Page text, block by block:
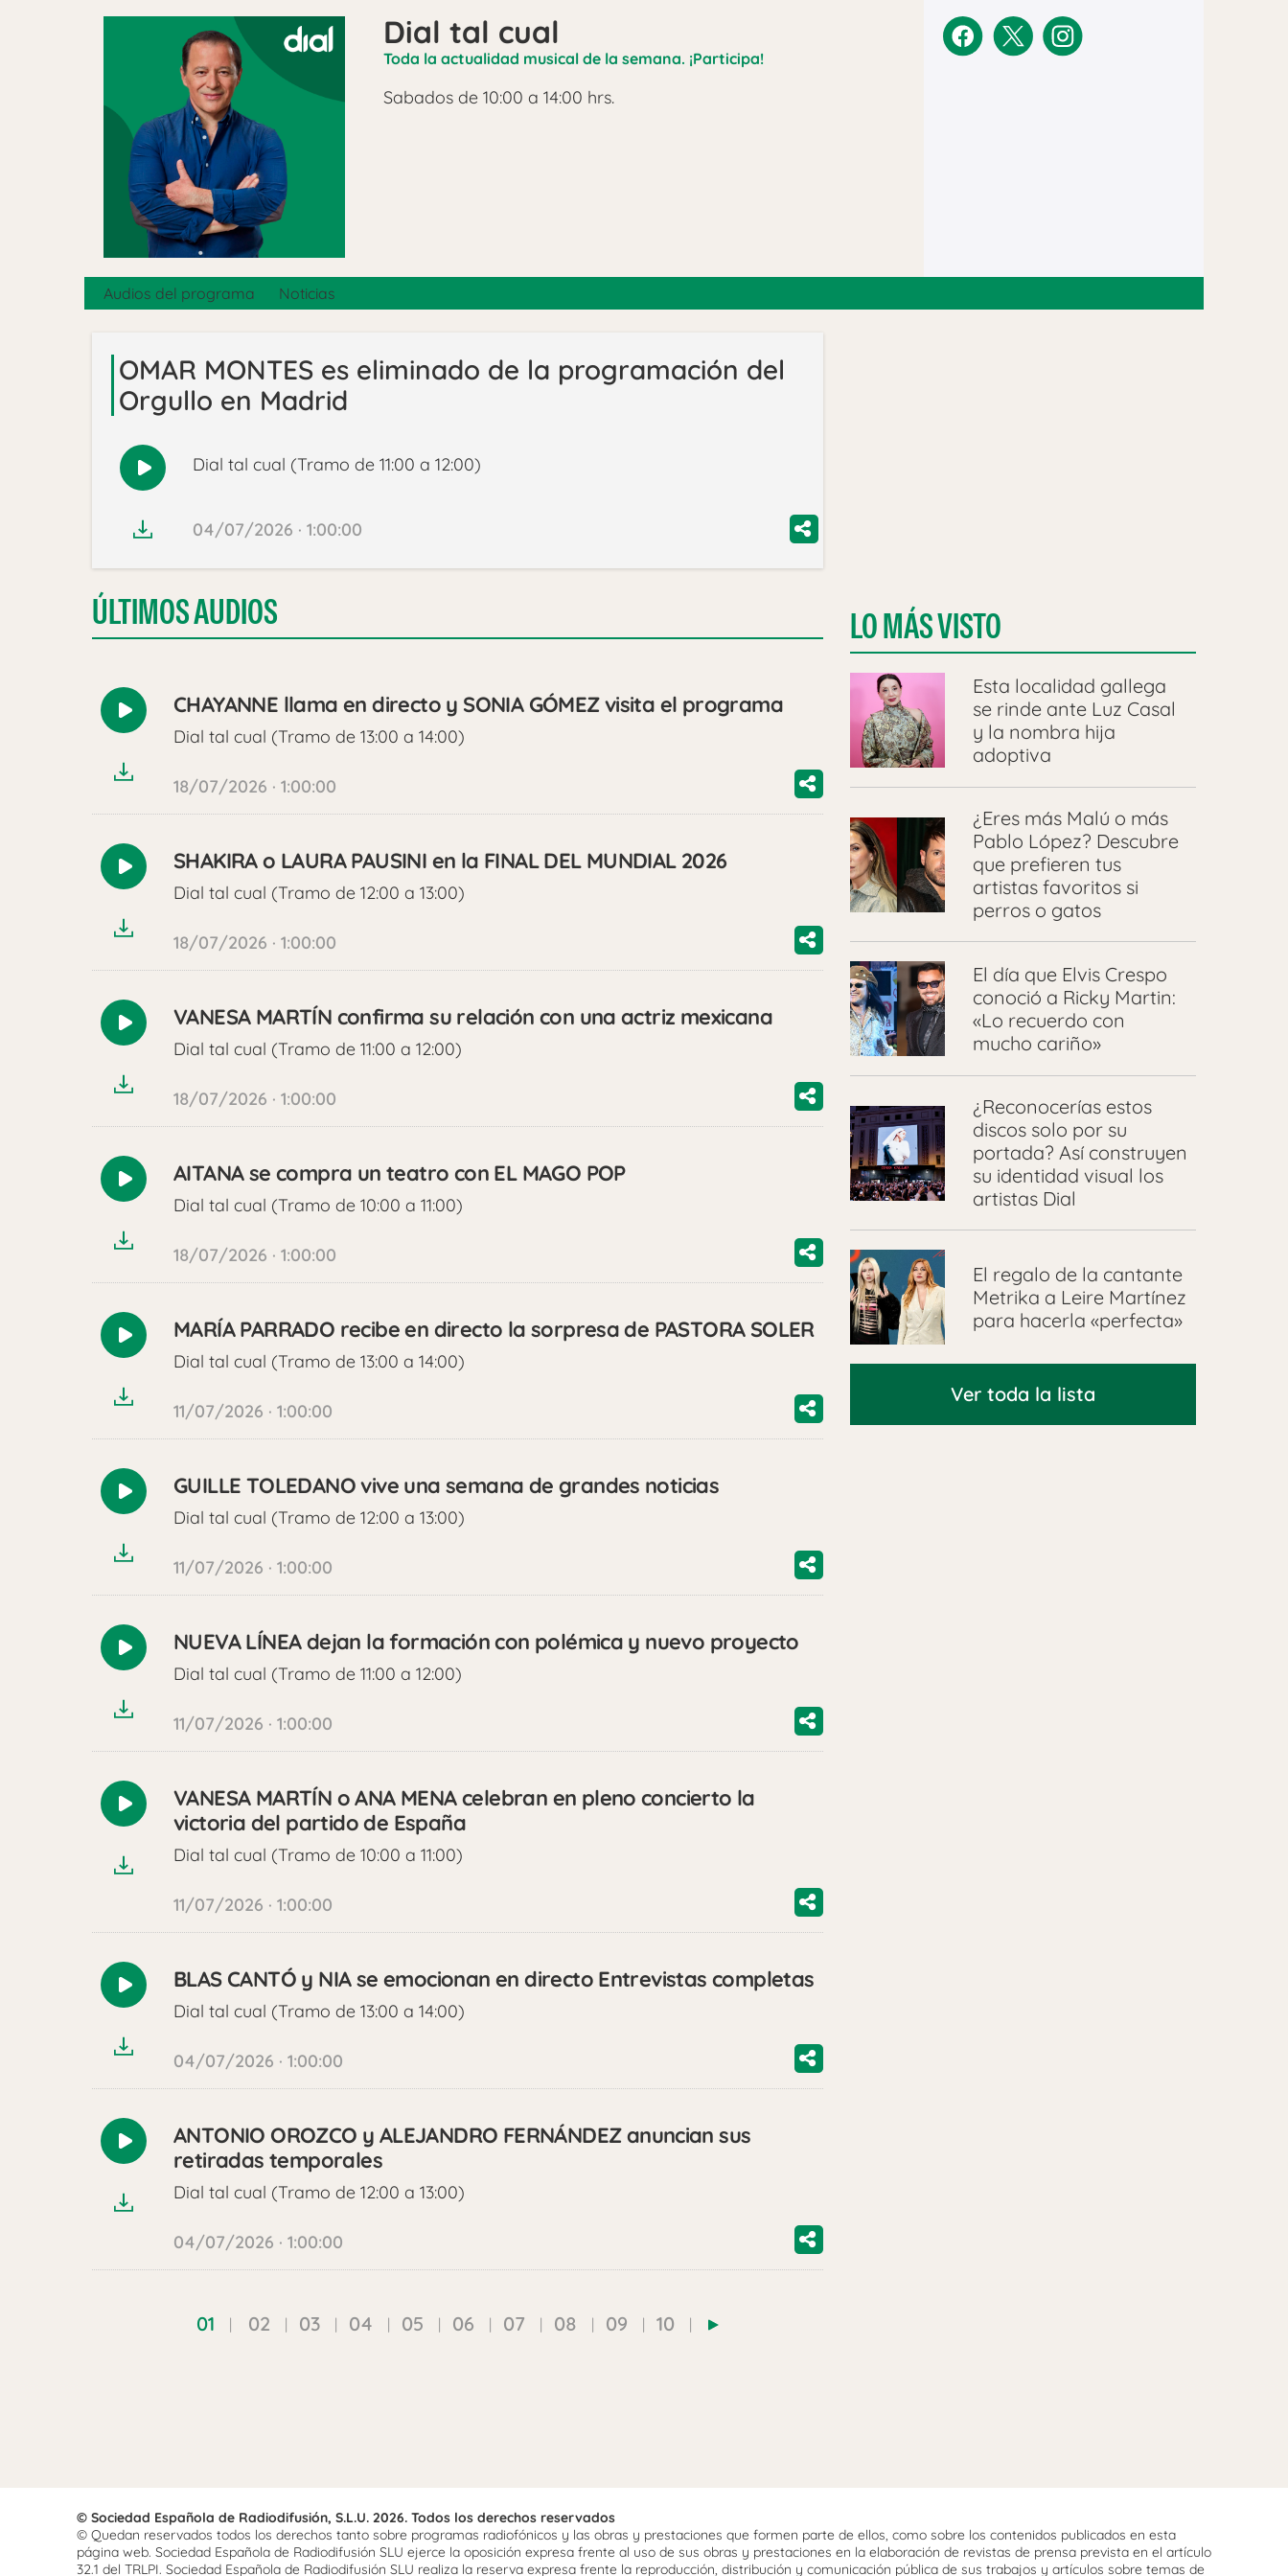
Dial tal cual
Toda la actualidad musical de la semana. ¡Participa!
Sabados de 10:00 a 14:00 hrs.
Audios del programa Noticias
OMAR MONTES es eliminado de la programación del
Orgullo en Madrid
Reproducir
Dial tal cual (Tramo de 11:00 a 12:00)
04/07/2026 · 1:00:00
ÚLTIMOS AUDIOS
Reproducir
CHAYANNE llama en directo y SONIA GÓMEZ visita el programa
Dial tal cual (Tramo de 13:00 a 14:00)
18/07/2026 · 1:00:00
Reproducir
SHAKIRA o LAURA PAUSINI en la FINAL DEL MUNDIAL 2026
Dial tal cual (Tramo de 12:00 a 13:00)
18/07/2026 · 1:00:00
Reproducir
VANESA MARTÍN confirma su relación con una actriz mexicana
Dial tal cual (Tramo de 11:00 a 12:00)
18/07/2026 · 1:00:00
Reproducir
AITANA se compra un teatro con EL MAGO POP
Dial tal cual (Tramo de 10:00 a 11:00)
18/07/2026 · 1:00:00
Reproducir
MARÍA PARRADO recibe en directo la sorpresa de PASTORA SOLER
Dial tal cual (Tramo de 13:00 a 14:00)
11/07/2026 · 1:00:00
Reproducir
GUILLE TOLEDANO vive una semana de grandes noticias
Dial tal cual (Tramo de 12:00 a 13:00)
11/07/2026 · 1:00:00
Reproducir
NUEVA LÍNEA dejan la formación con polémica y nuevo proyecto
Dial tal cual (Tramo de 11:00 a 12:00)
11/07/2026 · 1:00:00
Reproducir
VANESA MARTÍN o ANA MENA celebran en pleno concierto la
victoria del partido de España
Dial tal cual (Tramo de 10:00 a 11:00)
11/07/2026 · 1:00:00
Reproducir
BLAS CANTÓ y NIA se emocionan en directo Entrevistas completas
Dial tal cual (Tramo de 13:00 a 14:00)
04/07/2026 · 1:00:00
Reproducir
ANTONIO OROZCO y ALEJANDRO FERNÁNDEZ anuncian sus
retiradas temporales
Dial tal cual (Tramo de 12:00 a 13:00)
04/07/2026 · 1:00:00
01 02 03 04 05 06 07 08 09 10
LO MÁS VISTO
Esta localidad gallega
se rinde ante Luz Casal
y la nombra hija
adoptiva
¿Eres más Malú o más
Pablo López? Descubre
que prefieren tus
artistas favoritos si
perros o gatos
El día que Elvis Crespo
conoció a Ricky Martin:
«Lo recuerdo con
mucho cariño»
¿Reconocerías estos
discos solo por su
portada? Así construyen
su identidad visual los
artistas Dial
El regalo de la cantante
Metrika a Leire Martínez
para hacerla «perfecta»
Ver toda la lista
© Sociedad Española de Radiodifusión, S.L.U. 2026. Todos los derechos reservados
© Quedan reservados todos los derechos tanto sobre programas radiofónicos y las obras y prestaciones que formen parte de ellos, como sobre los contenidos publicados en esta
página web. Sociedad Española de Radiodifusión SLU ejerce la oposición expresa frente al uso de sus obras y prestaciones en la elaboración de revistas de prensa prevista en el artículo
32.1 del TRLPI. Sociedad Española de Radiodifusión SLU realiza la reserva expresa frente la reproducción, distribución y comunicación pública de sus trabajos y artículos sobre temas de